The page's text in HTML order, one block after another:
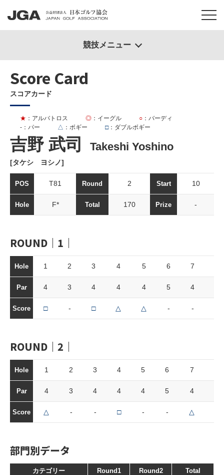
Score Card
スコアカード
吉野 武司 Takeshi Yoshino
[タケシ ヨシノ]
★ ：アルバトロス ◎ ：イーグル ○ ：バーディ
- ：パー △ ：ボギー □：ダブルボギー
POS T81 Round 2 Start 10
Hole F* Total 170 Prize -
ROUND｜1｜
Hole 1 2 3 4 5 6 7
Par 4 3 4 4 4 5 4
Score □ - □ △ △ - -
ROUND｜2｜
Hole 1 2 3 4 5 6 7
Par 4 3 4 4 4 5 4
Score △ - - □ - - △
部門別データ
カテゴリー Round1 Round2 Total
競技メニュー